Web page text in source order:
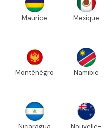
Maurice Mexique
Monténégro Namibie
Nicaragua
Nouvelle-